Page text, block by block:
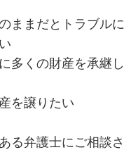
ままだとトラブルに
多くの財産を承継し
を譲りたい
る弁護士にご相談さ